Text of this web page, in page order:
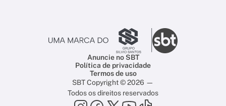
Anuncie no SBT
Política de privacidade
Termos de uso
SBT Copyright © 2026 —
Todos os direitos reservados